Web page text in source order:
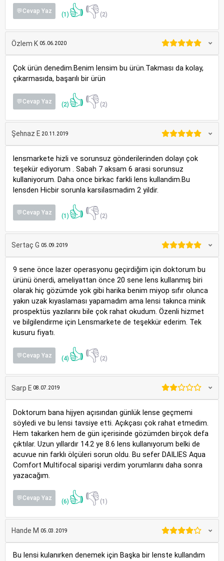
💬Cevap Yaz (1) 👍👎(2)
Özlem K 05.06.2020
Çok ürün denedim.Benim lensim bu ürün.Takması da kolay,
çıkarmasıda, başarılı bir ürün
💬Cevap Yaz (2) 👍👎(2)
Şehnaz E 20.11.2019
lensmarkete hizli ve sorunsuz gönderilerinden dolayı çok
teşekür ediyorum . Sabah 7 aksam 6 arasi sorunsuz
kullaniyorum. Daha once birkac farkli lens kullandim.Bu
lensden Hicbir sorunla karsilasmadim 2 yildir.
💬Cevap Yaz (1) 👍👎(2)
Sertaç G 05.09.2019
9 sene önce lazer operasyonu geçirdiğim için doktorum bu
ürünü önerdi, ameliyattan önce 20 sene lens kullanmış biri
olarak hiç gözümde yok gibi harika benim miyop sıfır olunca
yakın uzak kıyaslaması yapamadım ama lensi takınca minik
prospektüs yazılarını bile çok rahat okudum. Özenli hizmet
ve bilgilendirme için Lensmarkete de teşekkür ederim. Tek
kusuru fiyatı.
💬Cevap Yaz (4) 👍👎(2)
Sarp E 08.07.2019
Doktorum bana hijyen açısından günlük lense geçmemi
söyledi ve bu lensi tavsiye etti. Açıkçası çok rahat etmedim.
Hem takarken hem de gün içerisinde gözümden birçok defa
çıktılar. Uzun yıllardır 14.2 ye 8.6 lens kullanıyorum belki de
acuvue nin farklı ölçüleri sorun oldu. Bu sefer DAILIES Aqua
Comfort Multifocal siparişi verdim yorumlarını daha sonra
yazacağım.
💬Cevap Yaz (6) 👍👎(1)
Hande M 05.03.2019
Bu lensi kulanırken denemek için Başka bir lenste kullandım